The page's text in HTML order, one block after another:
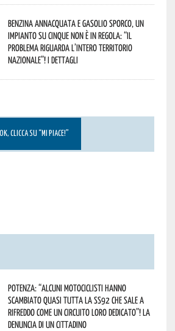
Benzina annacquata e gasolio sporco, un
impianto su cinque non è in regola: “il
problema riguarda l’intero territorio
Nazionale”! I dettagli
CLICCA SU “MI PIACE!”
Potenza: “alcuni motociclisti hanno
scambiato quasi tutta la SS92 che sale a
Rifreddo come un circuito loro dedicato”! La
denuncia di un cittadino